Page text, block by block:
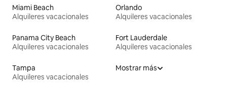
Miami Beach
Alquileres vacacionales
Orlando
Alquileres vacacionales
Panama City Beach
Alquileres vacacionales
Fort Lauderdale
Alquileres vacacionales
Tampa
Alquileres vacacionales
Mostrar más